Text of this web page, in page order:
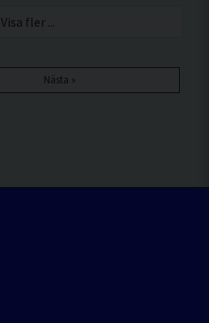
Visa fler ...
Nästa »